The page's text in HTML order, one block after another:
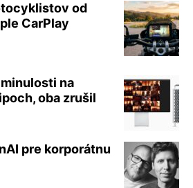
od
CarPlay
na
oba zrušil
pre korporátnu